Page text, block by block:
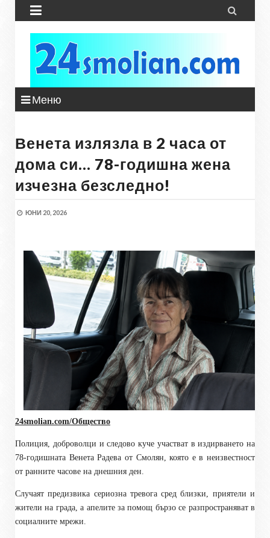
 
Меню
Венета излязла в 2 часа от
дома си… 78-годишна жена
изчезна безследно!
ЮНИ 20, 2026
24smolian.com/Общество
Полиция, доброволци и следово куче участват в издирването на
78-годишната Венета Радева от Смолян, която е в неизвестност
от ранните часове на днешния ден.
Случаят предизвика сериозна тревога сред близки, приятели и
жители на града, а апелите за помощ бързо се разпространяват в
социалните мрежи.